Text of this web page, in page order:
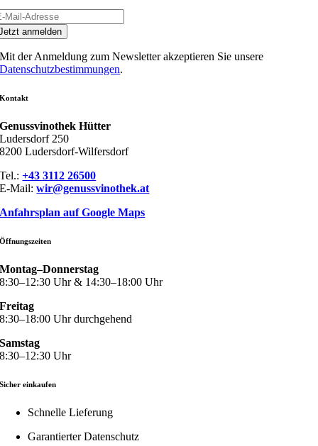
anmelden
Mit der Anmeldung zum Newsletter akzeptieren Sie unsere
Datenschutzbestimmungen.
Kontakt
Genussvinothek Hütter
Ludersdorf 250
8200 Ludersdorf-Wilfersdorf
Tel.:+43 3112 26500
E-Mail:wir@genussvinothek.at
Anfahrsplan auf Google Maps
Öffnungszeiten
Montag–Donnerstag
8:30–12:30 Uhr & 14:30–18:00 Uhr
Freitag
8:30–18:00 Uhr durchgehend
Samstag
8:30–12:30 Uhr
Sicher einkaufen
Schnelle Lieferung
Garantierter Datenschutz